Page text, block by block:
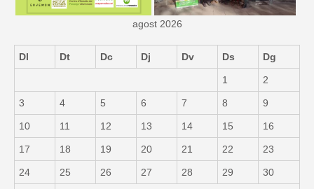
agost 2026
Dl Dt Dc Dj Dv Ds Dg
1 2
3 4 5 6 7 8 9
10 11 12 13 14 15 16
17 18 19 20 21 22 23
24 25 26 27 28 29 30